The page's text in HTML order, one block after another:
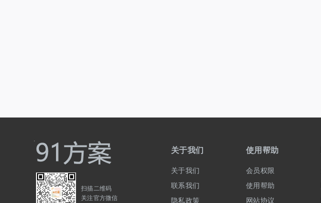
扫描二维码
关注官方微信
关于我们
关于我们
联系我们
隐私政策
使用帮助
会员权限
使用帮助
网站协议